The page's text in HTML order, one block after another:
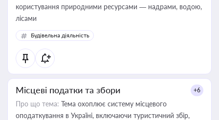
користування природними ресурсами — надрами, водою,
лісами
Будівельна діяльність
Місцеві податки та збори +6
Про що тема: Тема охоплює систему місцевого
оподаткування в Україні, включаючи туристичний збір,